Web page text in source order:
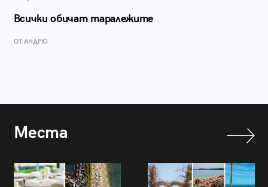
Всички обичат таралежите
ОТ АНДРЮ
Места